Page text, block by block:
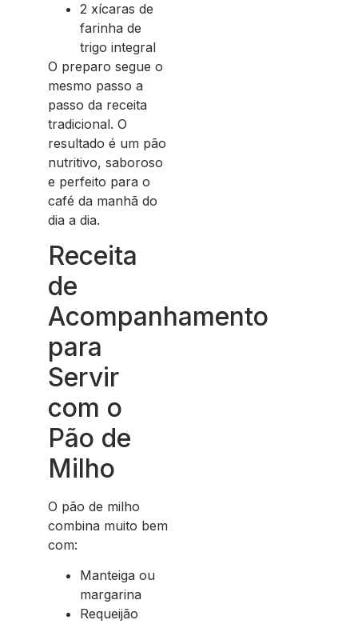
2 xícaras de
farinha de
trigo integral
O preparo segue o
mesmo passo a
passo da receita
tradicional. O
resultado é um pão
nutritivo, saboroso
e perfeito para o
café da manhã do
dia a dia.
Receita
de
Acompanhamento
para
Servir
com o
Pão de
Milho
O pão de milho
combina muito bem
com:
Manteiga ou
margarina
Requeijão